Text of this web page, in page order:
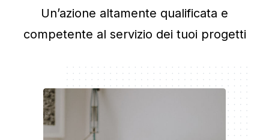
Un’azione altamente qualificata e
competente al servizio dei tuoi progetti